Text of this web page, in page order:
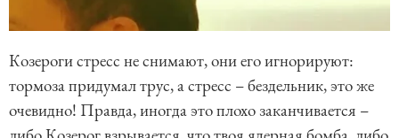
Козероги стресс не снимают, они его игнорируют:
тормоза придумал трус, а стресс – бездельник, это же
очевидно! Правда, иногда это плохо заканчивается –